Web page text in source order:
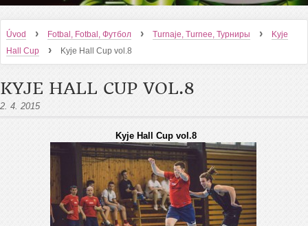
Úvod › Fotbal, Fotbal, Футбол › Turnaje, Turnee, Турниры ›
Kyje
Hall Cup
› Kyje Hall Cup vol.8
KYJE HALL CUP VOL.8
2. 4. 2015
Kyje Hall Cup vol.8